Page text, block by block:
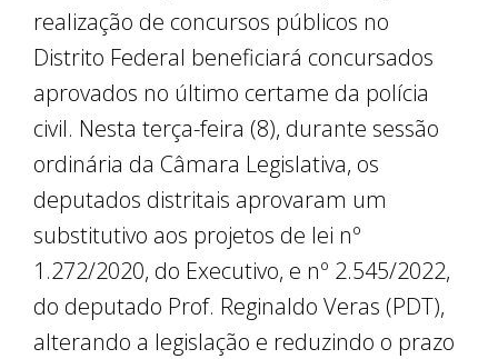
realização de concursos públicos no
Distrito Federal beneficiará concursados
aprovados no último certame da polícia
civil. Nesta terça-feira (8), durante sessão
ordinária da Câmara Legislativa, os
deputados distritais aprovaram um
substitutivo aos projetos de lei nº
1.272/2020, do Executivo, e nº 2.545/2022,
do deputado Prof. Reginaldo Veras (PDT),
alterando a legislação e reduzindo o prazo